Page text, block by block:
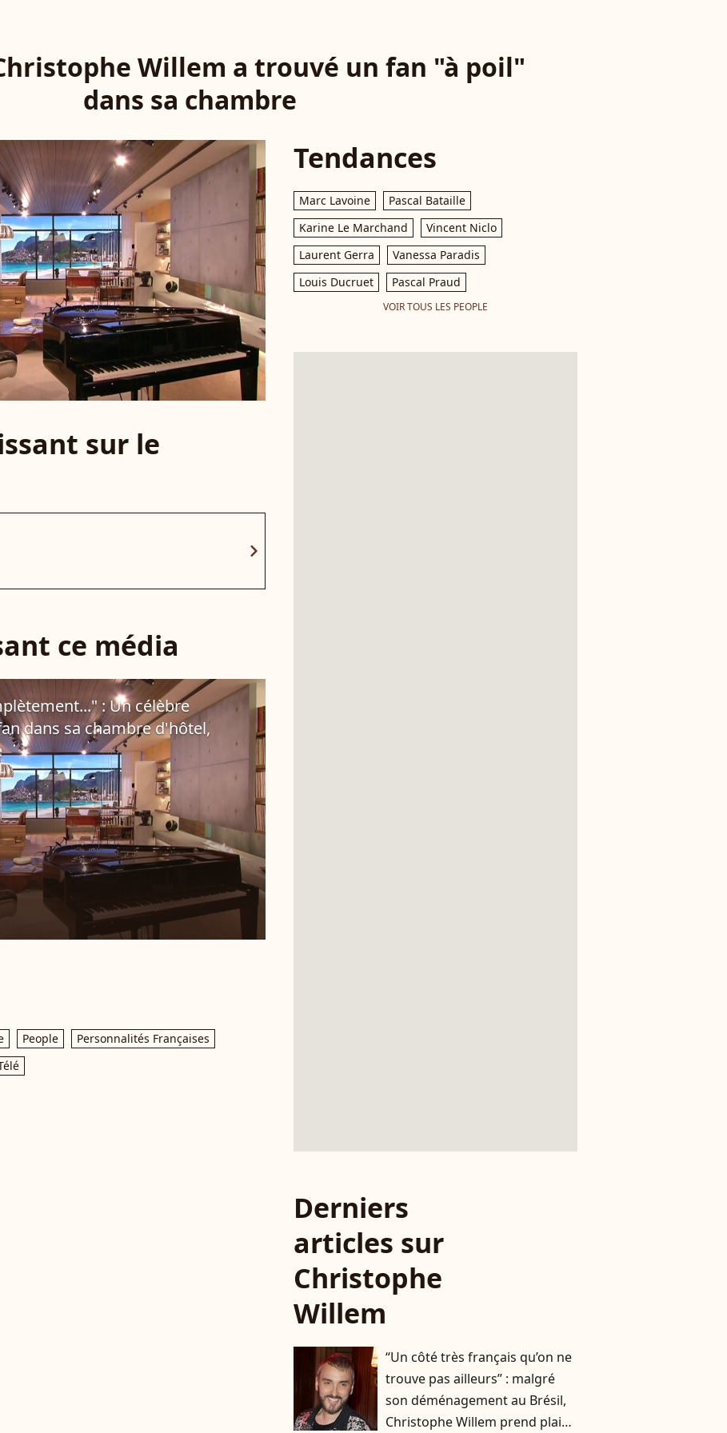
Willem a trouvé un fan "à poil"
dans sa chambre
sur le
chevron_right
ce média
: Un célèbre
dans sa chambre d'hôtel,
People
Personnalités Françaises
Tendances
Marc Lavoine
Pascal Bataille
Karine Le Marchand
Vincent Niclo
Laurent Gerra
Vanessa Paradis
Louis Ducruet
Pascal Praud
VOIR TOUS LES PEOPLE
Derniers
articles sur
Christophe
Willem
“Un côté très français qu’on ne
trouve pas ailleurs” : malgré
son déménagement au Brésil,
Christophe Willem prend plaisir